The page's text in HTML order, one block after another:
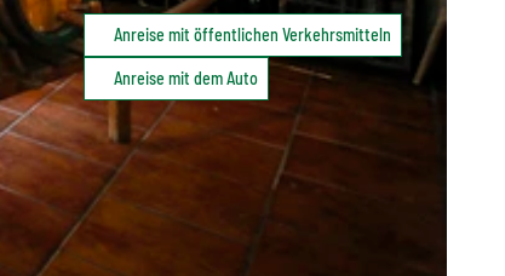
Anreise mit öffentlichen Verkehrsmitteln
Anreise mit dem Auto